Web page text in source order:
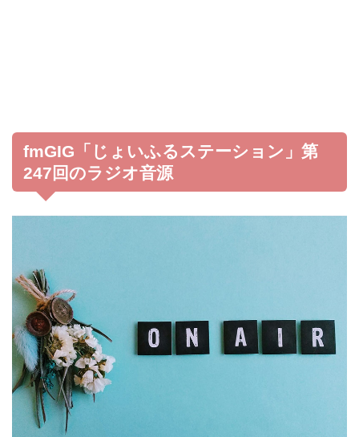
fmGIG「じょいふるステーション」第
247回のラジオ音源